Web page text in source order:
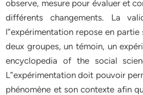
observe, mesure pour évaluer et
différents changements. La
l‟expérimentation repose en
deux groupes, un témoin, un
encyclopedia of the social
L‟expérimentation doit pouvoir
phénomène et son contexte afin